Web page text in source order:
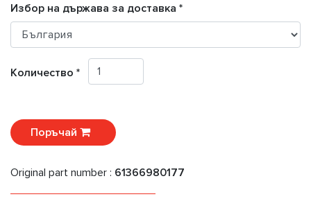
Избор на държава за доставка *
Количество *
Поръчай
Original part number : 61366980177